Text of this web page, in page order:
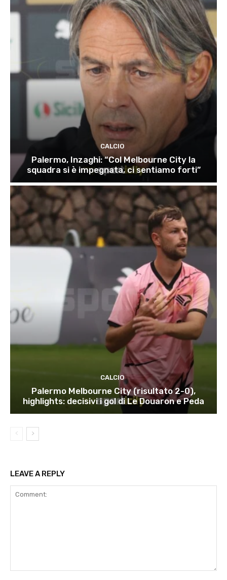
CALCIO
Palermo, Inzaghi: “Col Melbourne City la
squadra si è impegnata, ci sentiamo forti”
CALCIO
Palermo Melbourne City (risultato 2-0),
highlights: decisivi i gol di Le Douaron e Peda
LEAVE A REPLY